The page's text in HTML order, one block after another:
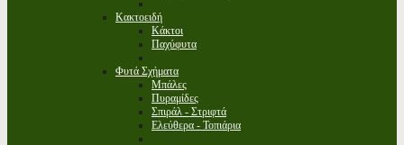
Κακτοειδή
Κάκτοι
Παχύφυτα
Φυτά Σχήματα
Μπάλες
Πυραμίδες
Σπιράλ - Στριφτά
Ελεύθερα - Τοπιάρια